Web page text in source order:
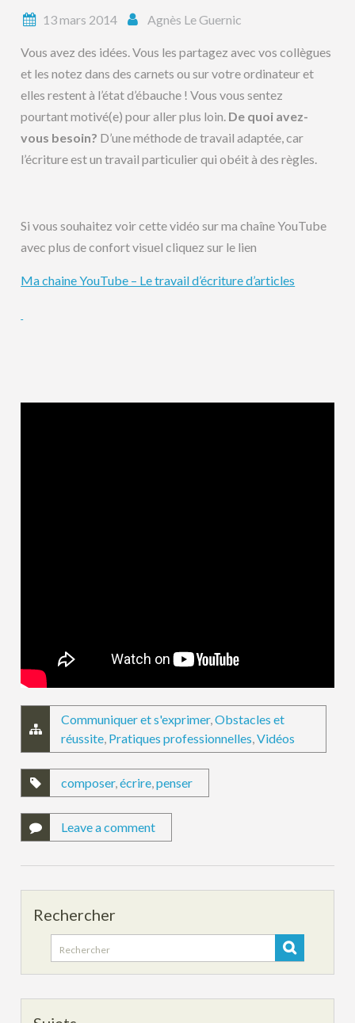
13 mars 2014 Agnès Le Guernic
Vous avez des idées. Vous les partagez avec vos collègues
et les notez dans des carnets ou sur votre ordinateur et
elles restent à l’état d’ébauche ! Vous vous sentez
pourtant motivé(e) pour aller plus loin. De quoi avez-
vous besoin? D’une méthode de travail adaptée, car
l’écriture est un travail particulier qui obéit à des règles.
Si vous souhaitez voir cette vidéo sur ma chaîne YouTube
avec plus de confort visuel cliquez sur le lien
Ma chaine YouTube – Le travail d’écriture d’articles
Communiquer et s'exprimer,Obstacles et
réussite, Pratiques professionnelles,Vidéos
composer,écrire,penser
Leave a comment
Rechercher
Search
for: